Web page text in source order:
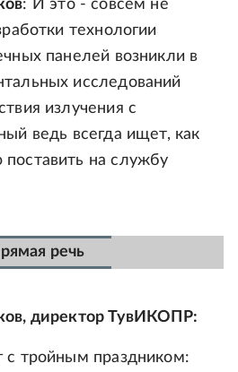
: И это - совсем не
технологии
панелей возникли в
исследований
излучения с
ведь всегда ищет, как
на службу
речь
директор ТувИКОПР:
с тройным праздником: